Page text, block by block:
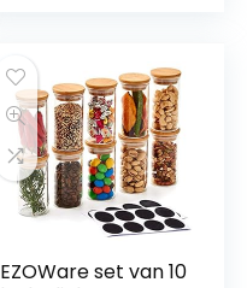
EZOWare set van 10